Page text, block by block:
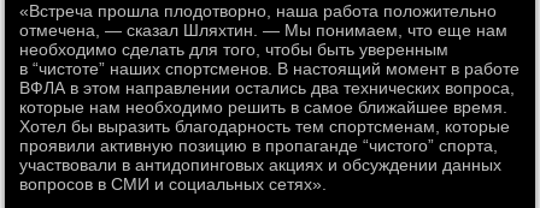
«Встреча прошла плодотворно, наша работа положительно
отмечена, — сказал Шляхтин. — Мы понимаем, что еще нам
необходимо сделать для того, чтобы быть уверенным
в “чистоте” наших спортсменов. В настоящий момент в работе
ВФЛА в этом направлении остались два технических вопроса,
которые нам необходимо решить в самое ближайшее время.
Хотел бы выразить благодарность тем спортсменам, которые
проявили активную позицию в пропаганде “чистого” спорта,
участвовали в антидопинговых акциях и обсуждении данных
вопросов в СМИ и социальных сетях».